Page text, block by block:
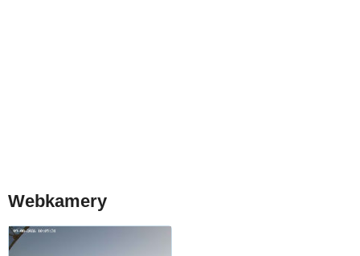
Webkamery